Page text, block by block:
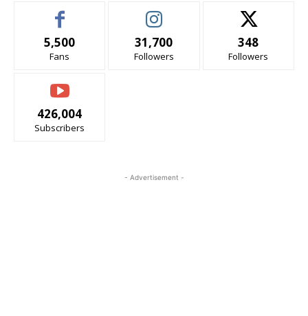
5,500
Fans
31,700
Followers
348
Followers
426,004
Subscribers
- Advertisement -